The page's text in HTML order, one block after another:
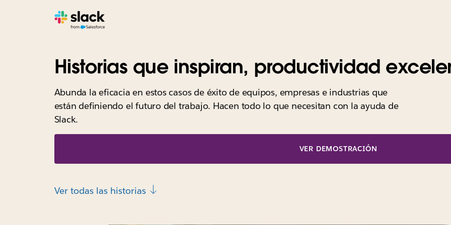
Historias que inspiran, productividad
Abunda la eficacia en estos casos de éxito de equipos, empresas e industrias que
están definiendo el futuro del trabajo. Hacen todo lo que necesitan con la ayuda de
Slack.
VER DEMOSTRACIÓN
Ver todas las historias